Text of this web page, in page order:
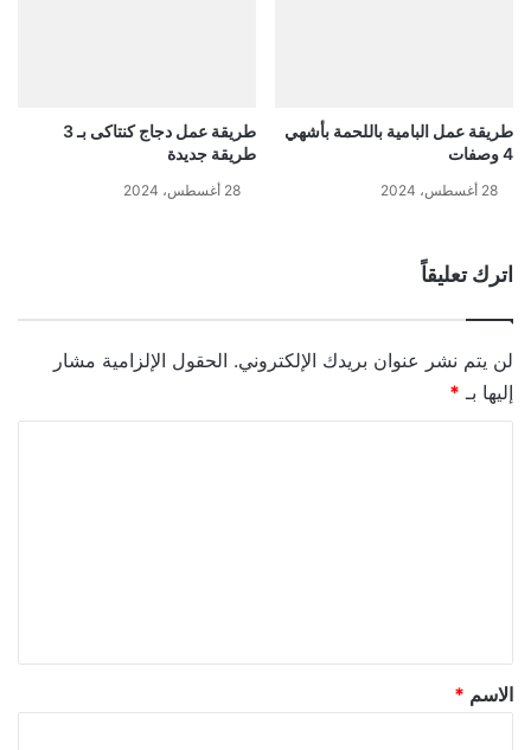
طريقة عمل البامية باللحمة بأشهي
4 وصفات
28 أغسطس، 2024
طريقة عمل دجاج كنتاكى بـ 3
طريقة جديدة
28 أغسطس، 2024
اترك تعليقاً
لن يتم نشر عنوان بريدك الإلكتروني. الحقول الإلزامية مشار
إليها بـ *
*
الاسم *